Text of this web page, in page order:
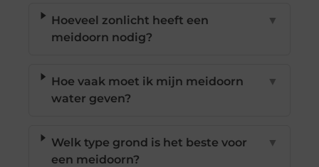
Hoeveel zonlicht heeft een
meidoorn nodig?
▼
Hoe vaak moet ik mijn meidoorn
water geven?
▼
Welk type grond is het beste voor
een meidoorn?
▼